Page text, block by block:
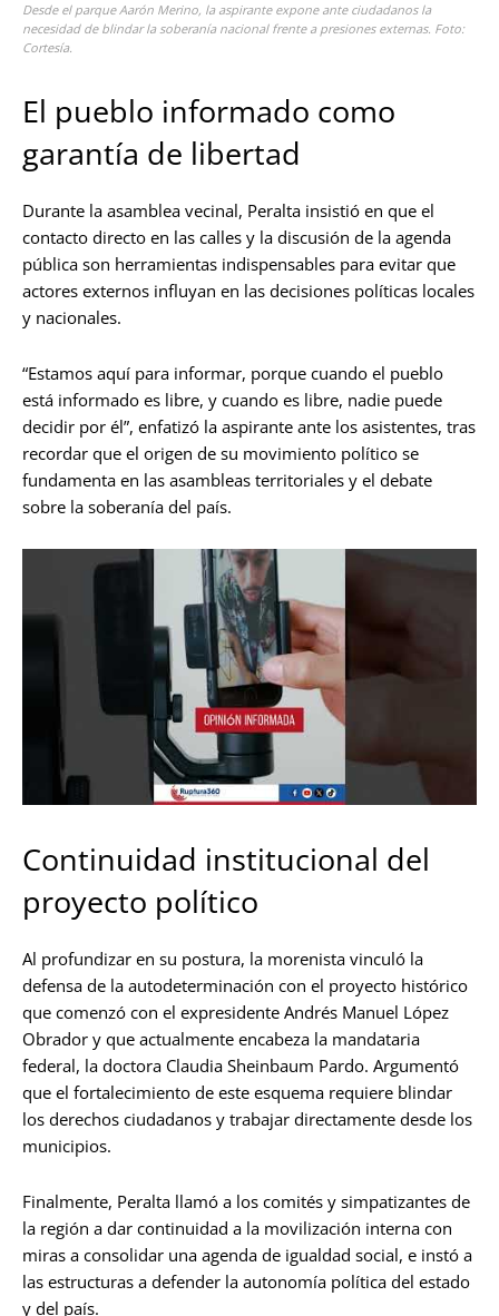
Desde el parque Aarón Merino, la aspirante expone ante ciudadanos la
necesidad de blindar la soberanía nacional frente a presiones externas. Foto:
Cortesía.
El pueblo informado como
garantía de libertad
Durante la asamblea vecinal, Peralta insistió en que el
contacto directo en las calles y la discusión de la agenda
pública son herramientas indispensables para evitar que
actores externos influyan en las decisiones políticas locales
y nacionales.
“Estamos aquí para informar, porque cuando el pueblo
está informado es libre, y cuando es libre, nadie puede
decidir por él”, enfatizó la aspirante ante los asistentes, tras
recordar que el origen de su movimiento político se
fundamenta en las asambleas territoriales y el debate
sobre la soberanía del país.
Continuidad institucional del
proyecto político
Al profundizar en su postura, la morenista vinculó la
defensa de la autodeterminación con el proyecto histórico
que comenzó con el expresidente Andrés Manuel López
Obrador y que actualmente encabeza la mandataria
federal, la doctora Claudia Sheinbaum Pardo. Argumentó
que el fortalecimiento de este esquema requiere blindar
los derechos ciudadanos y trabajar directamente desde los
municipios.
Finalmente, Peralta llamó a los comités y simpatizantes de
la región a dar continuidad a la movilización interna con
miras a consolidar una agenda de igualdad social, e instó a
las estructuras a defender la autonomía política del estado
y del país.